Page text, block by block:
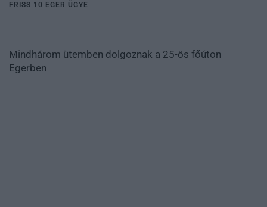
FRISS 10 EGER ÜGYE
Mindhárom ütemben dolgoznak a 25-ös főúton
Egerben